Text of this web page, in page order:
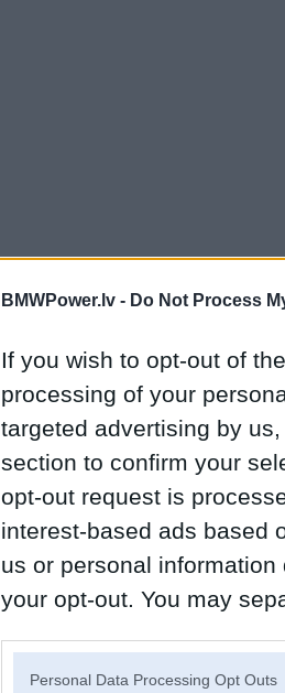
BMWPower.lv - Do Not Process
If you wish to opt-out of
processing of your
targeted advertising by
section to confirm your
opt-out request is
interest-based ads based
us or personal
your opt-out. You may
Personal Data Processing Opt Outs